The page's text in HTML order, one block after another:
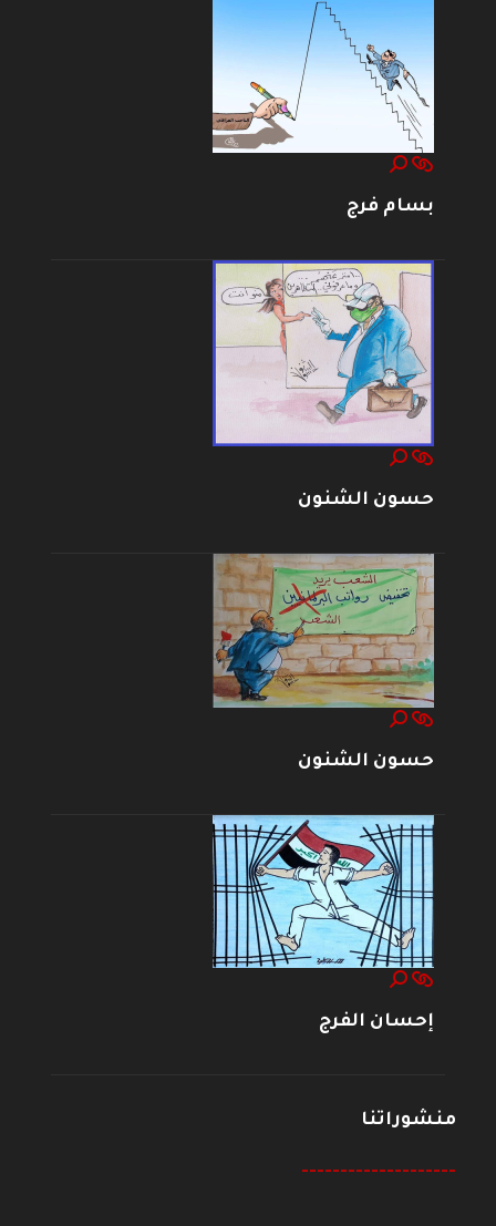
بسام فرج
حسون الشنون
حسون الشنون
إحسان الفرج
منشوراتنا
--------------------